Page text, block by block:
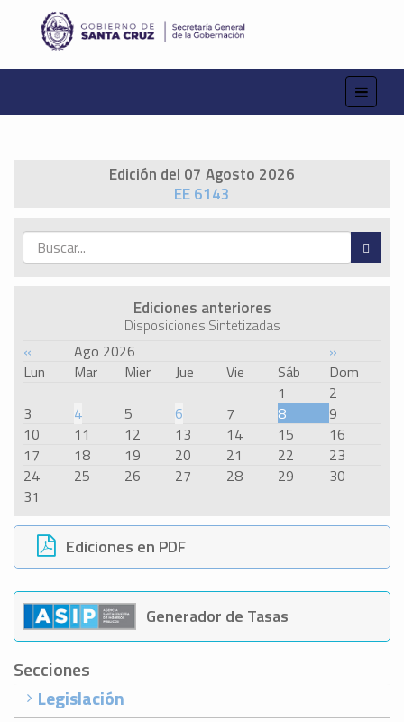
Edición del 07 Agosto 2026
EE 6143
Ediciones anteriores
Disposiciones Sintetizadas
« Ago 2026
»
Lun
Mar Mier Jue Vie Sáb
Dom
1
2
3
4 5 6 7 8
9
10
11 12 13 14 15
16
17
18 19 20 21 22
23
24
25 26 27 28 29
30
31
Ediciones en PDF
Generador de Tasas
Secciones
Legislación